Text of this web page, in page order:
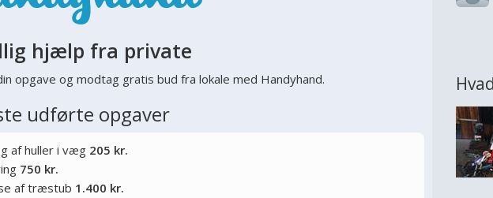
hjælp fra private
opgave og modtag gratis bud fra lokale med Handyhand.
udførte opgaver
af huller i væg 205 kr.
750 kr.
af træstub 1.400 kr.